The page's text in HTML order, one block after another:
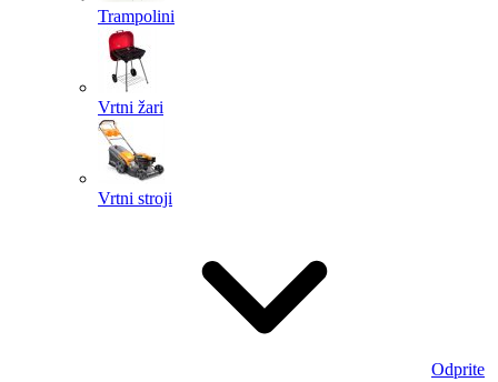
Trampolini
Vrtni žari
Vrtni stroji
Odprite